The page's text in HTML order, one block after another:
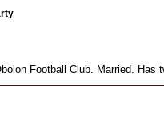
Football Club. Married. Has